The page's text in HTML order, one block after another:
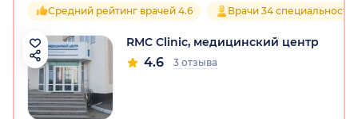
Средний рейтинг врачей 4.6 Врачи 34
RMC Clinic, медицинский центр
4.6 3 отзыва